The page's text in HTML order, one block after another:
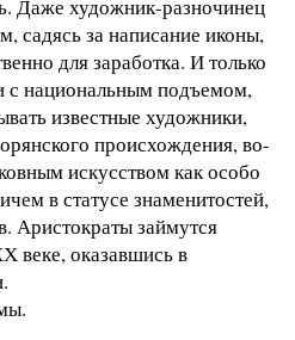
Даже художник-разночинец
садясь за написание иконы,
для заработка. И только
с национальным подъемом,
известные художники,
происхождения, во-
искусством как особо
в статусе знаменитостей,
Аристократы займутся
веке, оказавшись в